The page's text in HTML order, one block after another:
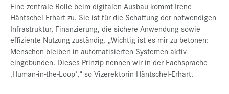
Eine zentrale Rolle beim digitalen Ausbau kommt Irene
Häntschel-Erhart zu. Sie ist für die Schaffung der notwendigen
Infrastruktur, Finanzierung, die sichere Anwendung sowie
effiziente Nutzung zuständig. „Wichtig ist es mir zu betonen:
Menschen bleiben in automatisierten Systemen aktiv
eingebunden. Dieses Prinzip nennen wir in der Fachsprache
‚Human-in-the-Loop‘,“ so Vizerektorin Häntschel-Erhart.